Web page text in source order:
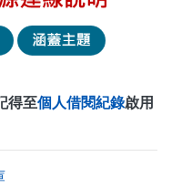
得至個人借閱紀錄啟用